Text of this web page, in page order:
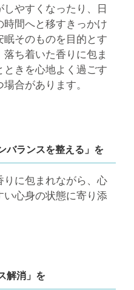
やすくなったり、日
間へと移すきっかけ
そのものを目的とす
ち着いた香りに包ま
きを心地よく過ごす
合があります。
バランスを整える」を
りに包まれながら、心
い心身の状態に寄り添
解消」を